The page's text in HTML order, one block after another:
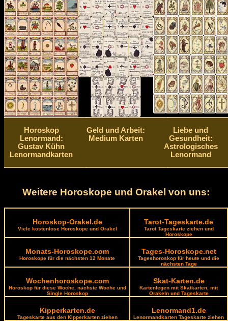
Horoskop
Lenormand:
Gustav Kühn
Lenormandkarten
Geld und Arbeit:
Medium Karten
Liebe und
Gesundheit:
Astrologisches
Lenormand
Weitere Horoskope und Orakel von uns:
Horoskop-Orakel.de
Viele kostenlose Horoskope und Orakel
Tarot-Tageskarte.de
Tarot Tageskarte ziehen und
Horoskope
Monats-Horoskope.com
Horoskope für die nächsten 12 Monate
Tages-Horoskope.net
Tageshoroskop für heute und die
nächsten Tage
Wochenhoroskope.com
Horoskop für diese Woche, nächste Woche und
Single Horoskop
Skat-Karten.de
Kartenlegen mit Skatkarten, mit
Orakeln und Tageskarte
Kipperkarten.de
Tageskarte aus den Kipperkarten ziehen
Lenormand1.de
Lenormandkarten Tageskarte ziehen